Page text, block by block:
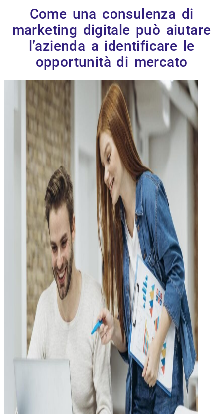
Come una consulenza di
marketing digitale può aiutare
l’azienda a identificare le
opportunità di mercato